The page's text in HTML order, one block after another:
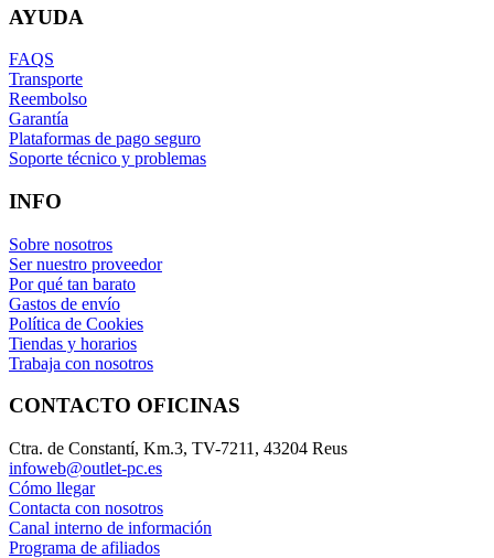
AYUDA
FAQS
Transporte
Reembolso
Garantía
Plataformas de pago seguro
Soporte técnico y problemas
INFO
Sobre nosotros
Ser nuestro proveedor
Por qué tan barato
Gastos de envío
Política de Cookies
Tiendas y horarios
Trabaja con nosotros
CONTACTO OFICINAS
Ctra. de Constantí, Km.3, TV-7211, 43204 Reus
infoweb@outlet-pc.es
Cómo llegar
Contacta con nosotros
Canal interno de información
Programa de afiliados